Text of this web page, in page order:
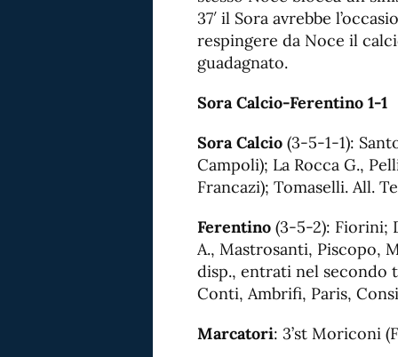
37′ il Sora avrebbe
respingere da Noce il
guadagnato.
Sora Calcio-Ferentino 1-1
Sora Calcio (3-5-1-1):
Campoli); La Rocca G.,
Francazi); Tomaselli. All.
Ferentino (3-5-2): Fiorini;
A., Mastrosanti, Piscopo,
disp., entrati nel secondo
Conti, Ambrifi, Paris,
Marcatori: 3’st Moriconi